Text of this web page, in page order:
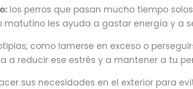
los perros que pasan mucho tiempo
matutino les ayuda a gastar energía y a
como lamerse en exceso o
a reducir ese estrés y a mantener a tu
sus necesidades en el exterior para